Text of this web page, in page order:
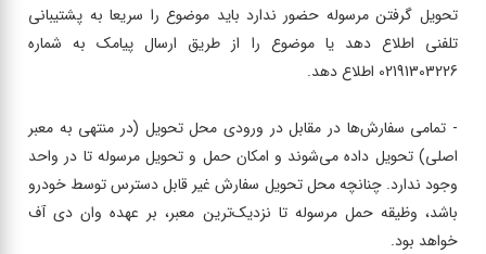
تحویل گرفتن مرسوله حضور ندارد باید موضوع را سریعا به پشتیبانی
تلفنی اطلاع دهد یا موضوع را از طریق ارسال پیامک به شماره
02191303226 اطلاع دهد.
- تمامی سفارش‌ها در مقابل در ورودی محل تحویل (در منتهی به معبر
اصلی) تحویل داده می‌شوند و امکان حمل و تحویل مرسوله تا در واحد
وجود ندارد. چنانچه محل تحویل سفارش غیر قابل دسترس توسط خودرو
باشد، وظیقه حمل مرسوله تا نزدیک‌ترین معبر، بر عهده وان دی آف
خواهد بود.